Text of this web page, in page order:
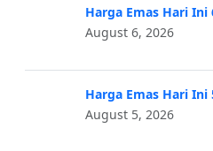
Harga Emas Hari Ini
August 6, 2026
Harga Emas Hari Ini
August 5, 2026